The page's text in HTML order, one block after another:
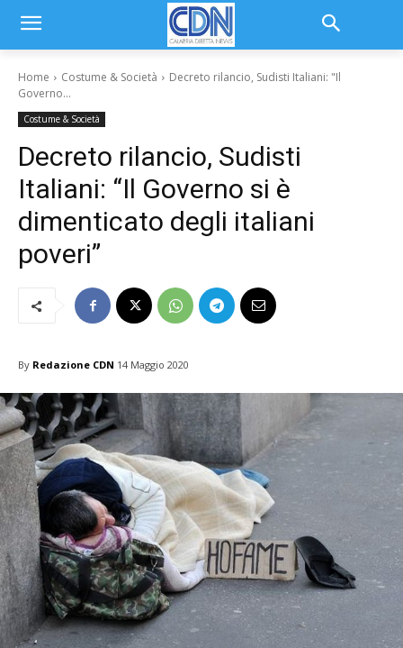
Home Costume & Società
Decreto rilancio, Sudisti Italiani: "Il
Governo...
Costume & Società
Decreto rilancio, Sudisti
Italiani: “Il Governo si è
dimenticato degli italiani
poveri”
By Redazione CDN 14 Maggio 2020